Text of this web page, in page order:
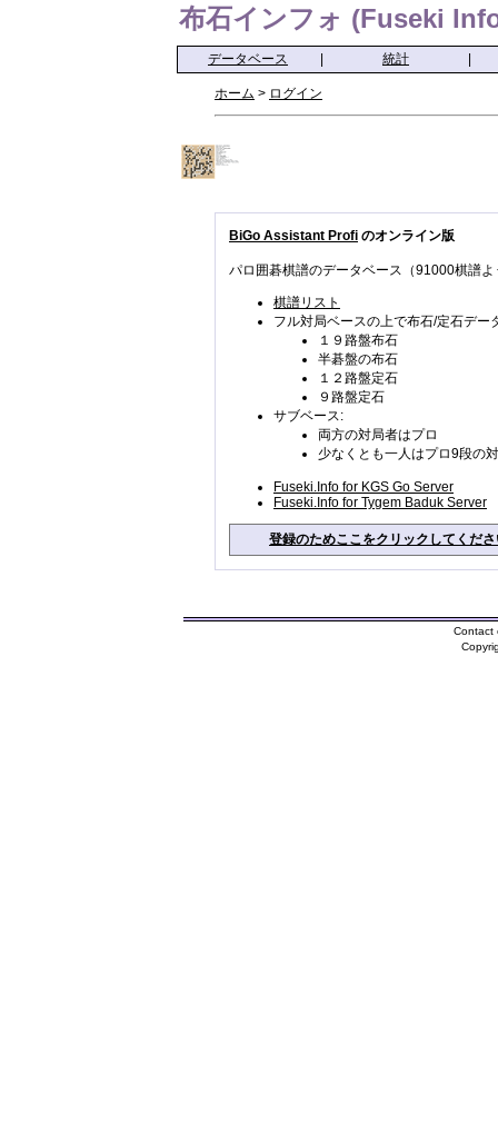
布石インフォ (Fuseki
データベース 統計
ホーム > ログイン
BiGo Assistant Profi のオンライン版
パロ囲碁棋譜のデータベース（91000棋譜よ
棋譜リスト
フル対局ベースの上で布石/定石デー
１９路盤布石
半碁盤の布石
１２路盤定石
９路盤定石
サブベース:
両方の対局者はプロ
少なくとも一人はプロ9段の
Fuseki.Info for KGS Go Server
Fuseki.Info for Tygem Baduk Server
登録のためここをクリックしてくだ
Contact